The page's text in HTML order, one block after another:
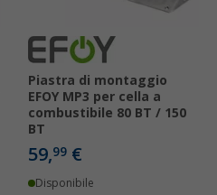
Piastra di montaggio
EFOY MP3 per cella a
combustibile 80 BT / 150
BT
59,99 €
Disponibile